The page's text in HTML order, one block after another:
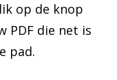
op de knop
PDF die net is
pad.